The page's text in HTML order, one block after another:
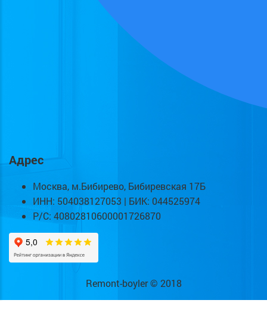
Адрес
Москва, м.Бибирево, Бибиревская 17Б
ИНН: 504038127053 | БИК: 044525974
Р/С: 40802810600001726870
Remont-boyler © 2018